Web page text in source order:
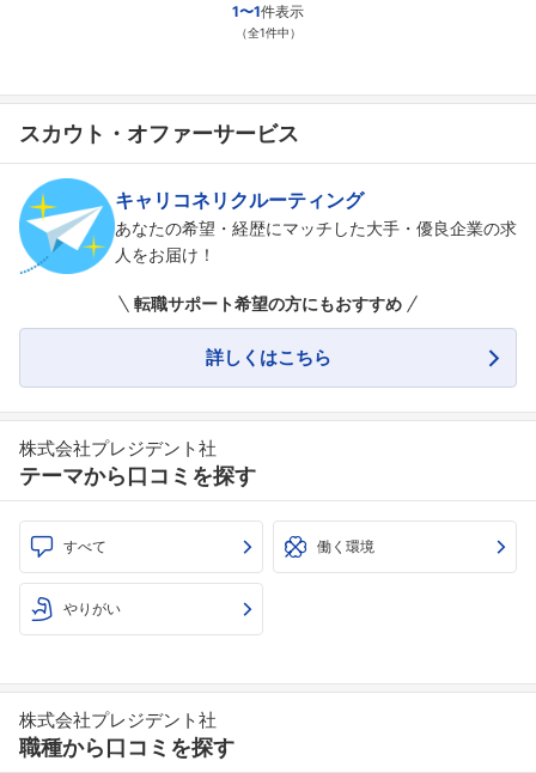
1〜1件表示
（全1件中）
スカウト・オファーサービス
キャリコネリクルーティング
あなたの希望・経歴にマッチした大手・優良企業の求
人をお届け！
転職サポート希望の方にもおすすめ
詳しくはこちら
株式会社プレジデント社
テーマから口コミを探す
すべて 働く環境
やりがい
株式会社プレジデント社
職種から口コミを探す